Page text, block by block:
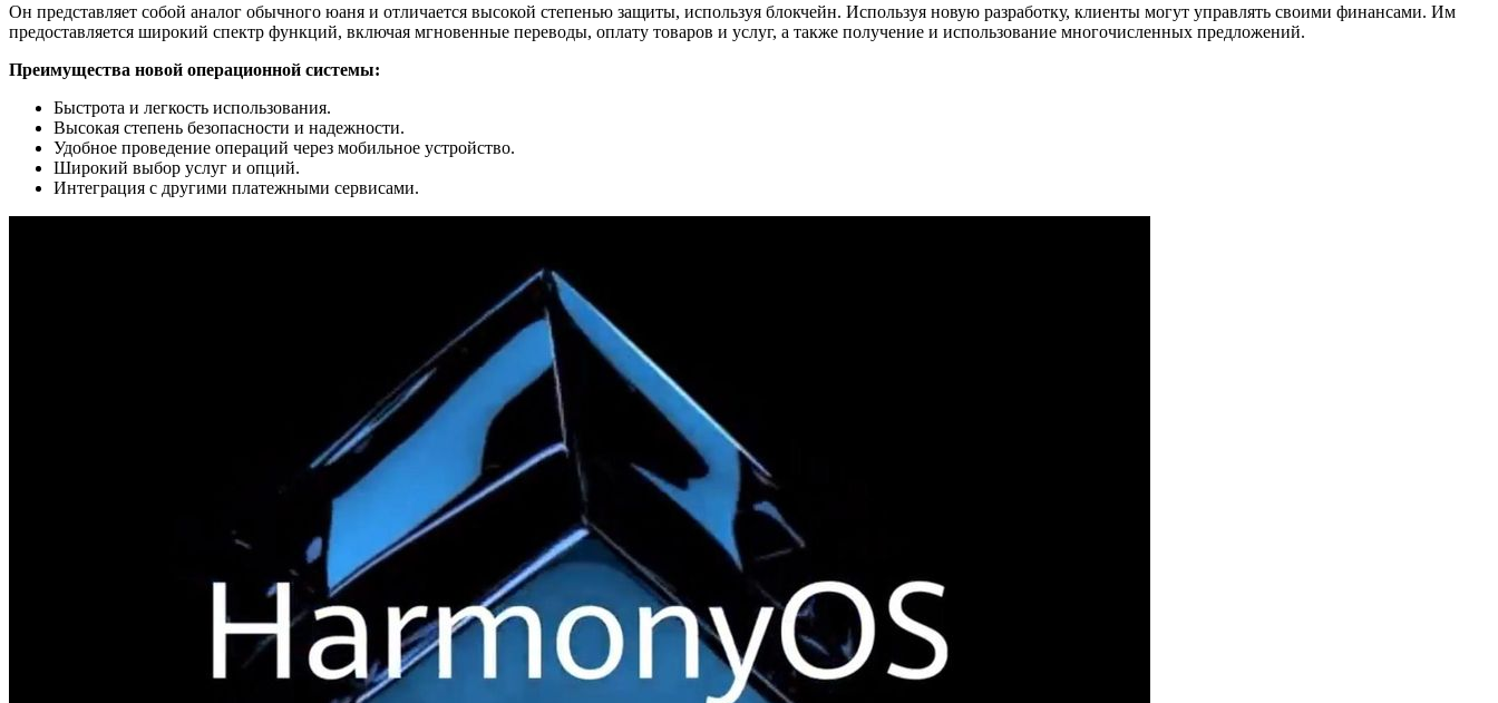
Он представляет собой аналог обычного юаня и отличается высокой степенью защиты, используя блокчейн. Используя новую разработку, клиенты могут управлять своими финансами. Им
предоставляется широкий спектр функций, включая мгновенные переводы, оплату товаров и услуг, а также получение и использование многочисленных предложений.
Преимущества новой операционной системы:
Быстрота и легкость использования.
Высокая степень безопасности и надежности.
Удобное проведение операций через мобильное устройство.
Широкий выбор услуг и опций.
Интеграция с другими платежными сервисами.